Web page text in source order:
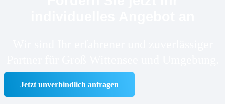
Jetzt unverbindlich anfragen